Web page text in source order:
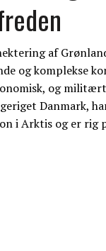
af
og komplekse
og
Danmark,
i Arktis og er rig